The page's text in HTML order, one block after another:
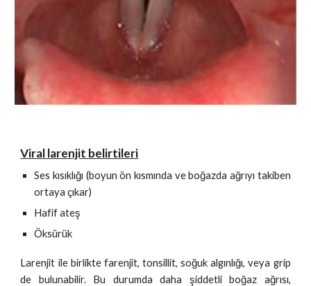
Viral larenjit belirtileri
Ses kısıklığı (boyun ön kısmında ve boğazda ağrıyı takiben
ortaya çıkar)
Hafif ateş
Öksürük
Larenjit ile birlikte farenjit, tonsillit, soğuk algınlığı, veya grip
de bulunabilir. Bu durumda daha şiddetli boğaz ağrısı,